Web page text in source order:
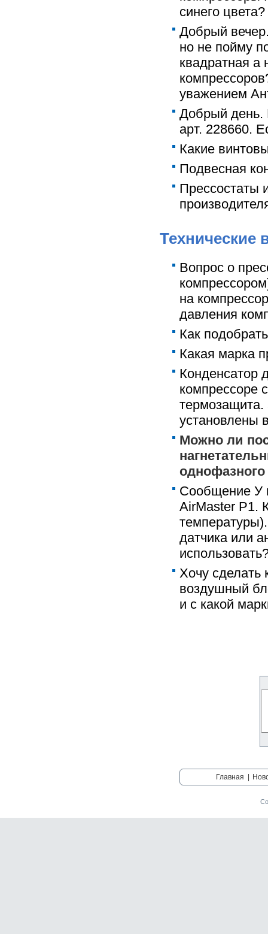
синего цвета?
Добрый
но не пойму
квадратная а
уважением
Добрый день.
арт. 228660.
Какие
Подвесная
Прессостаты
Технические
Вопрос о
на
давления
Как
Какая марка
Конденсатор
компрессоре
термозащита.
установлены
Можно ли
Сообщение У
AirMaster P1.
датчика или
Хочу сделать
воздушный
и с какой
Главная